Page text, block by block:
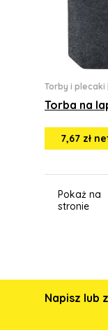
Torby i plecaki
Torba na
7,67 zł
Pokaż na
stronie
Napisz lub